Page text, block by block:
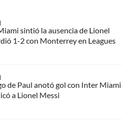
sintió la ausencia de Lionel
1-2 con Monterrey en Leagues
de Paul anotó gol con Inter Miami
a Lionel Messi